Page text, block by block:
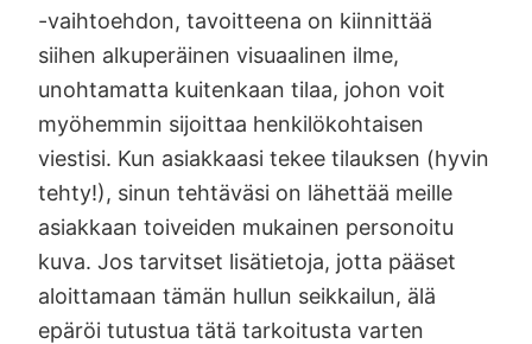
-vaihtoehdon, tavoitteena on kiinnittää
siihen alkuperäinen visuaalinen ilme,
unohtamatta kuitenkaan tilaa, johon voit
myöhemmin sijoittaa henkilökohtaisen
viestisi. Kun asiakkaasi tekee tilauksen (hyvin
tehty!), sinun tehtäväsi on lähettää meille
asiakkaan toiveiden mukainen personoitu
kuva. Jos tarvitset lisätietoja, jotta pääset
aloittamaan tämän hullun seikkailun, älä
epäröi tutustua tätä tarkoitusta varten